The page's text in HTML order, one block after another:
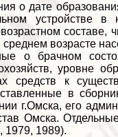
о дате
устройстве
возрасте
о брачном
уровне
средств к
в
г.Омска, его
Омска.
1979, 1989).